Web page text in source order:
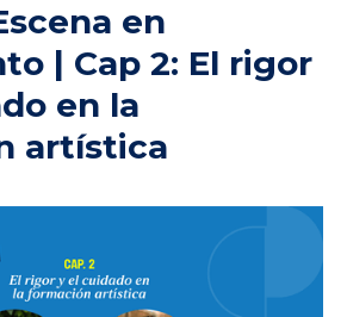
en
| Cap 2: El rigor
en la
artística